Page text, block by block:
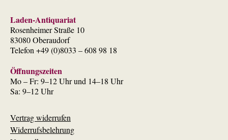
Laden-Antiquariat
Rosenheimer Straße 10
83080 Oberaudorf
Telefon +49 (0)8033 – 608 98 18
Öffnungszeiten
Mo – Fr: 9–12 Uhr und 14–18 Uhr
Sa: 9–12 Uhr
Vertrag widerrufen
Widerrufsbelehrung